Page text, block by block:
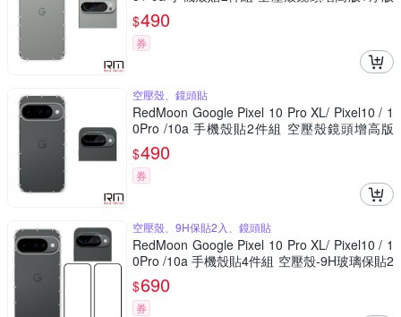
鏡頭貼
$490
券
空壓殼、鏡頭貼
RedMoon Google Pixel 10 Pro XL/ Pixel10 / 1
0Pro /10a 手機殼貼2件組 空壓殼鏡頭增高版
+厚版鏡頭貼
$490
券
空壓殼、9H保貼2入、鏡頭貼
RedMoon Google Pixel 10 Pro XL/ Pixel10 / 1
0Pro /10a 手機殼貼4件組 空壓殼-9H玻璃保貼2
入+厚版鏡頭貼
$690
券